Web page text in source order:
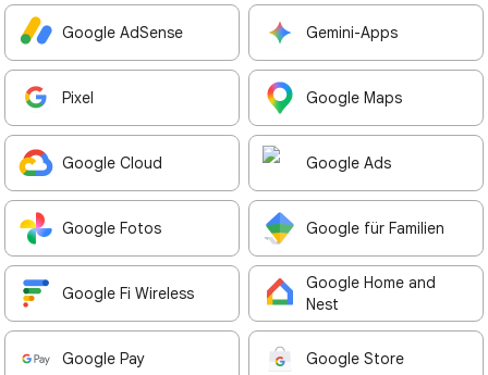
Google AdSense Gemini-Apps
Pixel Google Maps
Google Cloud Google Ads
Google Fotos Google für Familien
Google Fi Wireless
Google Home and
Nest
Google Pay Google Store